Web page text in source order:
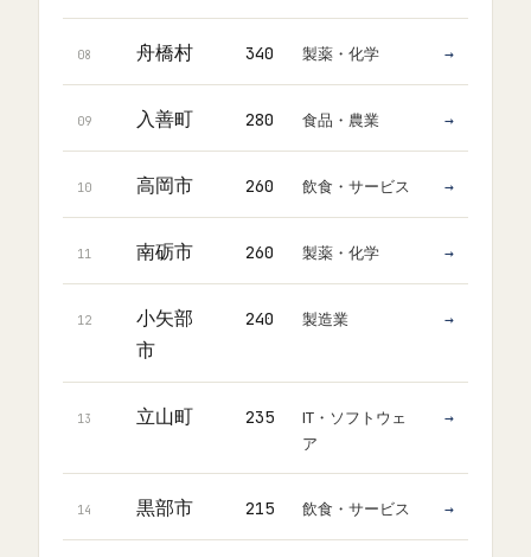
08 舟橋村 340 製薬・化学 →
09 入善町 280 食品・農業 →
10 高岡市 260 飲食・サービス →
11 南砺市 260 製薬・化学 →
12
小矢部
市
240 製造業 →
13 立山町 235
IT・ソフトウェ
ア
→
14 黒部市 215 飲食・サービス →